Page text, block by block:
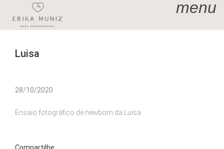
menu
Luisa
28/10/2020
Ensaio fotográfico de newborn da Luisa.